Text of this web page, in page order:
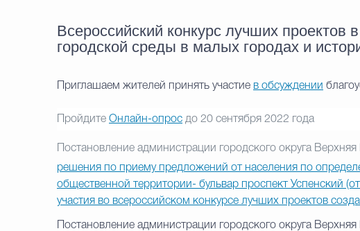
Всероссийский конкурс лучших
городской среды в малых городах и
Приглашаем жителей принять участие в обсуждении
Пройдите Онлайн-опрос до 20 сентября 2022 года
Постановление администрации городского округа
решения по приему предложений от населения по
общественной территории- бульвар проспект Успенский
участия во всероссийском конкурсе лучших проектов
Постановление администрации городского округа